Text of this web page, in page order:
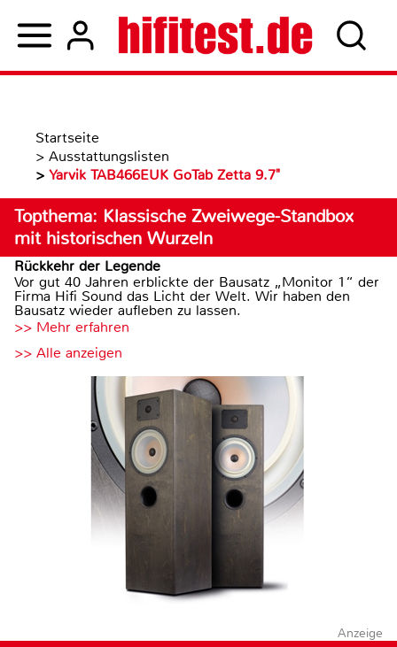
Startseite
> Ausstattungslisten
> Yarvik TAB466EUK GoTab Zetta 9.7"
Topthema: Klassische Zweiwege-Standbox
mit historischen Wurzeln
Rückkehr der Legende
Vor gut 40 Jahren erblickte der Bausatz „Monitor 1“ der
Firma Hifi Sound das Licht der Welt. Wir haben den
Bausatz wieder aufleben zu lassen.
>> Mehr erfahren
>> Alle anzeigen
Anzeige